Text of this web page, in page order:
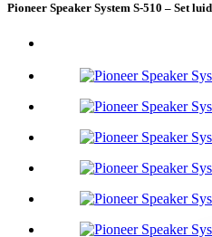
Pioneer Speaker System S-510 – Set